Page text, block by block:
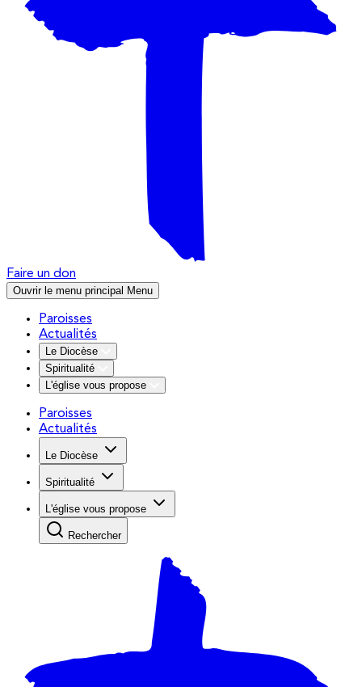
Faire un don
Ouvrir le menu principal Menu
Paroisses
Actualités
Le Diocèse
Spiritualité
L'église vous propose
Paroisses
Actualités
Le Diocèse
Spiritualité
L'église vous propose
Rechercher